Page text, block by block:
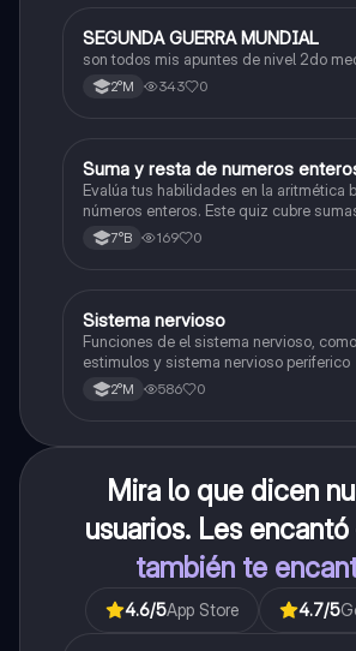
Historia
SEGUNDA GUERRA MUNDIAL
son todos mis apuntes de nivel 2do
2°M 343 0
SMatemáticas
Suma y resta de numeros
Evalúa tus habilidades en la aritmética
números enteros. Este quiz cubre
números positivos y negativos.
7°B 169 0
SBiología
Sistema nervioso
Funciones de el sistema nervioso,
estimulos y sistema nervioso periferico
2°M 586 0
Mira lo que dicen
usuarios. Les
también te
4.6/5App Store 4.7/5